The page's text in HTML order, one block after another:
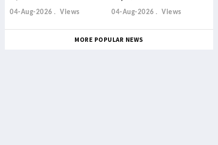
04-Aug-2026 Views 04-Aug-2026 Views
MORE POPULAR NEWS